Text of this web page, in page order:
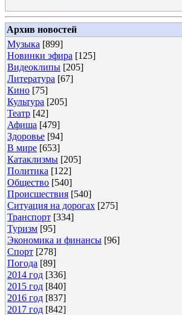
Архив новостей
Музыка [899]
Новинки эфира [125]
Видеоклипы [205]
Литература [67]
Кино [75]
Культура [205]
Театр [42]
Афиша [479]
Здоровье [94]
В мире [653]
Катаклизмы [205]
Политика [122]
Общество [540]
Происшествия [540]
Ситуация на дорогах [275]
Транспорт [334]
Туризм [95]
Экономика и финансы [96]
Спорт [278]
Погода [89]
2014 год [336]
2015 год [840]
2016 год [837]
2017 год [842]